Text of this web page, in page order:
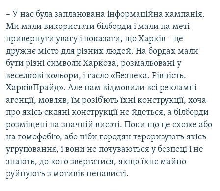
– У нас була запланована інформаційна кампанія.
Ми мали використати білборди і мали на меті
привернути увагу і показати, що Харків – це
дружнє місто для різних людей. На бордах мали
бути різні символи Харкова, розмальовані у
веселкові кольори, і гасло «Безпека. Рівність.
ХарківПрайд». Але нам відмовили всі рекламні
агенції, мовляв, їм розіб’ють їхні конструкції, хоча
про якісь скляні конструкції не йдеться, а білборди
розміщені на значній висоті. Поки що це схоже або
на гомофобію, або ніби городян тероризують якісь
угруповання, і вони не почуваються у безпеці і не
знають, до кого звертатися, якщо їхнє майно
руйнують з мотивів ненависті.